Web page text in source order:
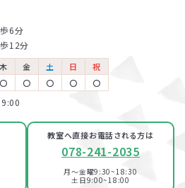
発達支援
デイサービス
歩6分
歩12分
木 金 土 日
祝
〇 〇 〇 〇 〇
教室へ直接お電話される方は
078-241-2035
月～金曜9:30~18:30
土日9:00~18:00